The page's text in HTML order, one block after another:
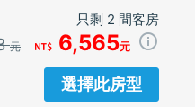
只剩 2 間客房
元 6,565元
選擇此房型